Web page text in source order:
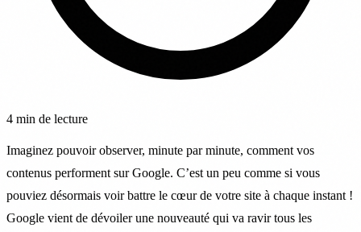
4 min de lecture
Imaginez pouvoir observer, minute par minute, comment vos
contenus performent sur Google. C’est un peu comme si vous
pouviez désormais voir battre le cœur de votre site à chaque instant !
Google vient de dévoiler une nouveauté qui va ravir tous les